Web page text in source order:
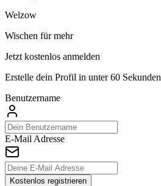
Welzow
Wischen für mehr
Jetzt kostenlos anmelden
Erstelle dein Profil in unter 60 Sekunden
Benutzername
E-Mail Adresse
Kostenlos registrieren